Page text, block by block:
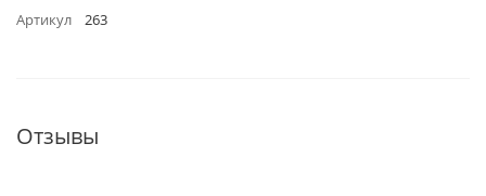
Артикул
263
Отзывы